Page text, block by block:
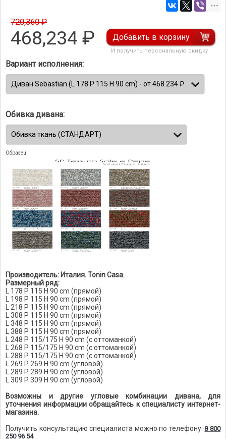
720,360 ₽
468,234 ₽ Добавить в корзину
И получить персональную скидку
Вариант исполнения:
Обивка дивана:
Образец
Производитель: Италия. Tonin Casa.
Размерный ряд:
L 178 P 115 H 90 cm (прямой)
L 198 P 115 H 90 cm (прямой)
L 218 P 115 H 90 cm (прямой)
L 308 P 115 H 90 cm (прямой)
L 348 P 115 H 90 cm (прямой)
L 388 P 115 H 90 cm (прямой)
L 248 P 115/175 H 90 cm (с оттоманкой)
L 268 P 115/175 H 90 cm (с оттоманкой)
L 288 P 115/175 H 90 cm (с оттоманкой)
L 269 P 269 H 90 cm (угловой)
L 289 P 289 H 90 cm (угловой)
L 309 P 309 H 90 cm (угловой)
Возможны и другие угловые комбинации дивана, для
уточнения информации обращайтесь к специалисту интернет-
магазина.
Получить консультацию специалиста можно по телефону:8 800
250 96 54